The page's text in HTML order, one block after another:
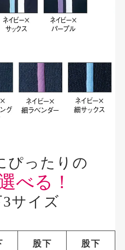
ぴったりの
べる！
3サイズ
股下 股下